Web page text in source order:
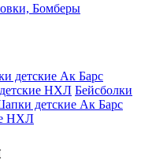
Бомберы
детские Ак Барс
НХЛ Бейсболки
детские Ак Барс
НХЛ